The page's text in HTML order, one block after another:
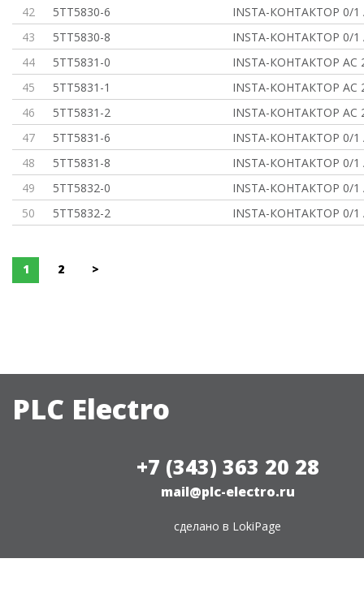
42
5TT5830-6
INSTA-КОНТАКТОР 0/1
43
5TT5830-8
INSTA-КОНТАКТОР 0/1
44
5TT5831-0
INSTA-КОНТАКТОР АС
45
5TT5831-1
INSTA-КОНТАКТОР АС
46
5TT5831-2
INSTA-КОНТАКТОР АС
47
5TT5831-6
INSTA-КОНТАКТОР 0/1
48
5TT5831-8
INSTA-КОНТАКТОР 0/1
49
5TT5832-0
INSTA-КОНТАКТОР 0/1
50
5TT5832-2 INSTA-КОНТАКТОР 0/1
1 2 >
PLC Electro
+7 (343) 363 20 28
mail@plc-electro.ru
сделано в LokiPage